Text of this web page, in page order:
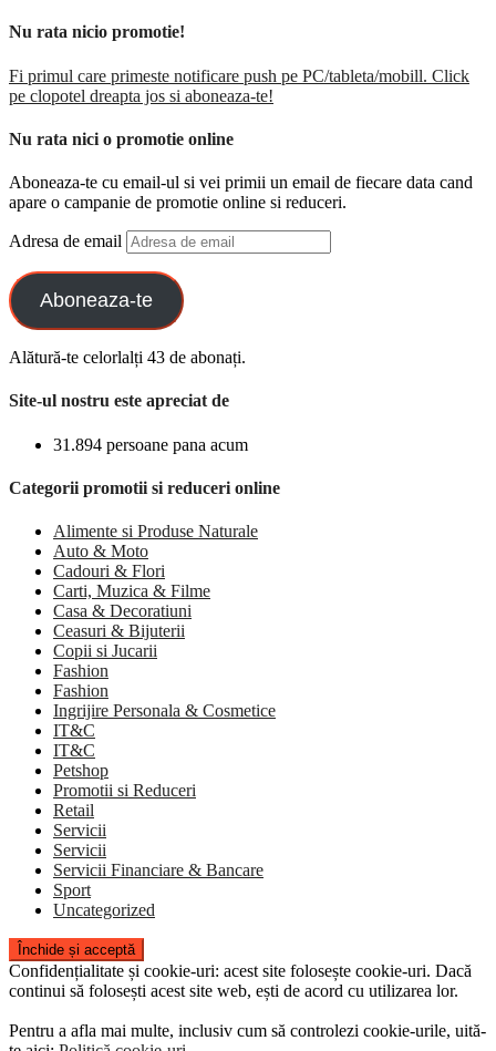
Nu rata nicio promotie!
Fi primul care primeste notificare push pe PC/tableta/mobill. Click
pe clopotel dreapta jos si aboneaza-te!
Nu rata nici o promotie online
Aboneaza-te cu email-ul si vei primii un email de fiecare data cand
apare o campanie de promotie online si reduceri.
Adresa de email
Aboneaza-te
Alătură-te celorlalți 43 de abonați.
Site-ul nostru este apreciat de
31.894 persoane pana acum
Categorii promotii si reduceri online
Alimente si Produse Naturale
Auto & Moto
Cadouri & Flori
Carti, Muzica & Filme
Casa & Decoratiuni
Ceasuri & Bijuterii
Copii si Jucarii
Fashion
Fashion
Ingrijire Personala & Cosmetice
IT&C
IT&C
Petshop
Promotii si Reduceri
Retail
Servicii
Servicii
Servicii Financiare & Bancare
Sport
Uncategorized
Confidențialitate și cookie-uri: acest site folosește cookie-uri. Dacă
continui să folosești acest site web, ești de acord cu utilizarea lor.
Pentru a afla mai multe, inclusiv cum să controlezi cookie-urile, uită-